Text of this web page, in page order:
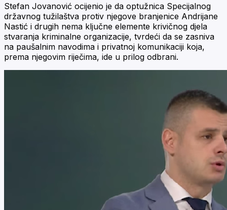
Stefan Jovanović ocijenio je da optužnica Specijalnog
državnog tužilaštva protiv njegove branjenice Andrijane
Nastić i drugih nema ključne elemente krivičnog djela
stvaranja kriminalne organizacije, tvrdeći da se zasniva
na paušalnim navodima i privatnoj komunikaciji koja,
prema njegovim riječima, ide u prilog odbrani.